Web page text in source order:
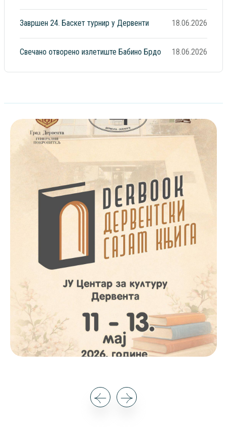
Завршен 24. Баскет турнир у Дервенти 18.06.2026
Свечано отворено излетиште Бабино Брдо 18.06.2026